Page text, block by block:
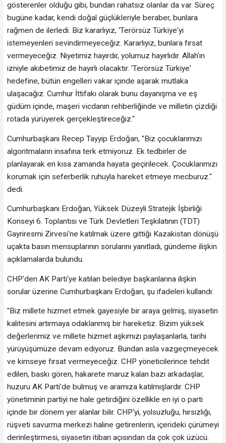
gösterenler olduğu gibi, bundan rahatsız olanlar da var. Süreç
bugüne kadar, kendi doğal güçlükleriyle beraber, bunlara
rağmen de ilerledi. Biz kararlıyız, 'Terörsüz Türkiye'yi
istemeyenleri sevindirmeyeceğiz. Kararlıyız, bunlara fırsat
vermeyeceğiz. Niyetimiz hayırdır, yolumuz hayırlıdır. Allah'ın
izniyle akıbetimiz de hayırlı olacaktır. 'Terörsüz Türkiye'
hedefine, bütün engelleri vakar içinde aşarak mutlaka
ulaşacağız. Cumhur İttifakı olarak bunu dayanışma ve eş
güdüm içinde, maşeri vicdanın rehberliğinde ve milletin çizdiği
rotada yürüyerek gerçekleştireceğiz."
Cumhurbaşkanı Recep Tayyip Erdoğan, "Biz çocuklarımızı
algoritmaların insafına terk etmiyoruz. Ek tedbirler de
planlayarak en kısa zamanda hayata geçirilecek. Çocuklarımızı
korumak için seferberlik ruhuyla hareket etmeye mecburuz."
dedi.
Cumhurbaşkanı Erdoğan, Yüksek Düzeyli Stratejik İşbirliği
Konseyi 6. Toplantısı ve Türk Devletleri Teşkilatının (TDT)
Gayriresmi Zirvesi'ne katılmak üzere gittiği Kazakistan dönüşü
uçakta basın mensuplarının sorularını yanıtladı, gündeme ilişkin
açıklamalarda bulundu.
CHP'den AK Parti'ye katılan belediye başkanlarına ilişkin
sorular üzerine Cumhurbaşkanı Erdoğan, şu ifadeleri kullandı:
"Biz millete hizmet etmek gayesiyle bir araya gelmiş, siyasetin
kalitesini artırmaya odaklanmış bir hareketiz. Bizim yüksek
değerlerimiz ve millete hizmet aşkımızı paylaşanlarla, tarihi
yürüyüşümüze devam ediyoruz. Bundan asla vazgeçmeyecek
ve kimseye fırsat vermeyeceğiz. CHP yöneticilerince tehdit
edilen, baskı gören, hakarete maruz kalan bazı arkadaşlar,
huzuru AK Parti'de bulmuş ve aramıza katılmışlardır. CHP
yönetiminin partiyi ne hale getirdiğini özellikle en iyi o parti
içinde bir dönem yer alanlar bilir. CHP'yi, yolsuzluğu, hırsızlığı,
rüşveti savurma merkezi haline getirenlerin, içerideki çürümeyi
derinleştirmesi, siyasetin itibarı açısından da çok çok üzücü.